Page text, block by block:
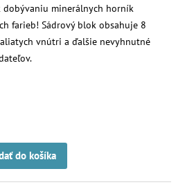
dobývaniu minerálnych horník
farieb! Sádrový blok obsahuje 8
vnútri a ďalšie nevyhnutné
do košíka